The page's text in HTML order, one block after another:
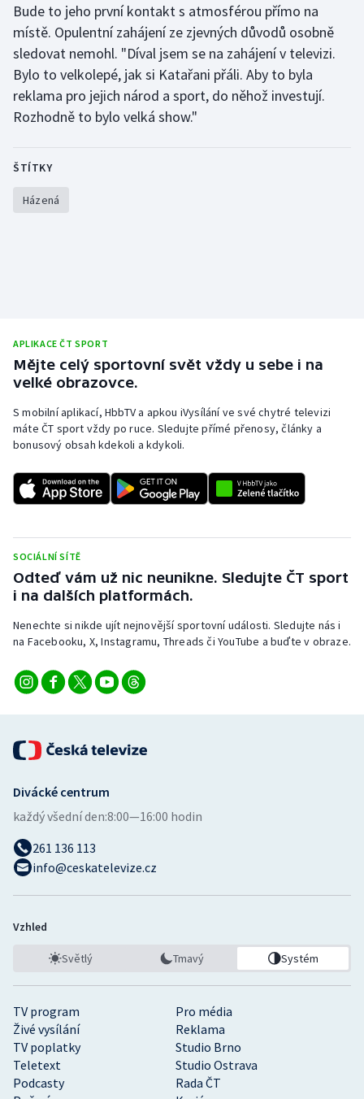
Bude to jeho první kontakt s atmosférou přímo na
místě. Opulentní zahájení ze zjevných důvodů osobně
sledovat nemohl. "Díval jsem se na zahájení v televizi.
Bylo to velkolepé, jak si Katařani přáli. Aby to byla
reklama pro jejich národ a sport, do něhož investují.
Rozhodně to bylo velká show."
ŠTÍTKY
Házená
APLIKACE ČT SPORT
Mějte celý sportovní svět vždy u sebe i na
velké obrazovce.
S mobilní aplikací, HbbTV a apkou iVysílání ve své chytré televizi
máte ČT sport vždy po ruce. Sledujte přímé přenosy, články a
bonusový obsah kdekoli a kdykoli.
SOCIÁLNÍ SÍTĚ
Odteď vám už nic neunikne. Sledujte ČT sport
i na dalších platformách.
Nenechte si nikde ujít nejnovější sportovní události. Sledujte nás i
na Facebooku, X, Instagramu, Threads či YouTube a buďte v obraze.
TV program
Pro média
Živé vysílání
Reklama
TV poplatky
Studio Brno
Teletext
Studio Ostrava
Podcasty
Rada ČT
Divácké centrum
každý všední den:8:00—16:00 hodin
261 136 113
info@ceskatelevize.cz
Vzhled
Světlý Tmavý Systém